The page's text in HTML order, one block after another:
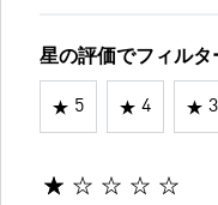
星の評価でフィルタ
5 4 3